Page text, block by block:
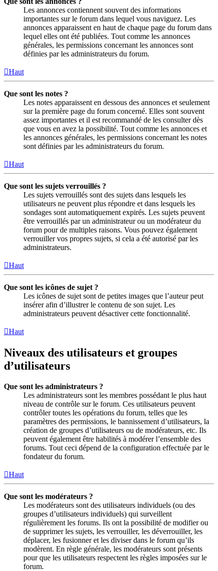
Les annonces contiennent souvent des informations
importantes sur le forum dans lequel vous naviguez. Les
annonces apparaissent en haut de chaque page du forum dans
lequel elles ont été publiées. Tout comme les annonces
générales, les permissions concernant les annonces sont
définies par les administrateurs du forum.
Haut
Que sont les notes ?
Les notes apparaissent en dessous des annonces et seulement
sur la première page du forum concerné. Elles sont souvent
assez importantes et il est recommandé de les consulter dès
que vous en avez la possibilité. Tout comme les annonces et
les annonces générales, les permissions concernant les notes
sont définies par les administrateurs du forum.
Haut
Que sont les sujets verrouillés ?
Les sujets verrouillés sont des sujets dans lesquels les
utilisateurs ne peuvent plus répondre et dans lesquels les
sondages sont automatiquement expirés. Les sujets peuvent
être verrouillés par un administrateur ou un modérateur du
forum pour de multiples raisons. Vous pouvez également
verrouiller vos propres sujets, si cela a été autorisé par les
administrateurs.
Haut
Que sont les icônes de sujet ?
Les icônes de sujet sont de petites images que l’auteur peut
insérer afin d’illustrer le contenu de son sujet. Les
administrateurs peuvent désactiver cette fonctionnalité.
Haut
Niveaux des utilisateurs et groupes
d’utilisateurs
Que sont les administrateurs ?
Les administrateurs sont les membres possédant le plus haut
niveau de contrôle sur le forum. Ces utilisateurs peuvent
contrôler toutes les opérations du forum, telles que les
paramètres des permissions, le bannissement d’utilisateurs, la
création de groupes d’utilisateurs ou de modérateurs, etc. Ils
peuvent également être habilités à modérer l’ensemble des
forums. Tout ceci dépend de la configuration effectuée par le
fondateur du forum.
Haut
Que sont les modérateurs ?
Les modérateurs sont des utilisateurs individuels (ou des
groupes d’utilisateurs individuels) qui surveillent
régulièrement les forums. Ils ont la possibilité de modifier ou
de supprimer les sujets, les verrouiller, les déverrouiller, les
déplacer, les fusionner et les diviser dans le forum qu’ils
modèrent. En règle générale, les modérateurs sont présents
pour que les utilisateurs respectent les règles imposées sur le
forum.